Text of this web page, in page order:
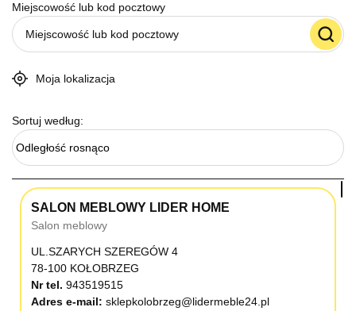
Miejscowość lub kod pocztowy
Moja lokalizacja
Sortuj według:
Odległość rosnąco
SALON MEBLOWY LIDER HOME
Salon meblowy
UL.SZARYCH SZEREGÓW 4
78-100 KOŁOBRZEG
Nr tel. 943519515
Adres e-mail: sklepkolobrzeg@lidermeble24.pl